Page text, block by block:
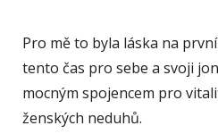
Pro mě to byla láska na
tento čas pro sebe a svoji
mocným spojencem pro
ženských neduhů.